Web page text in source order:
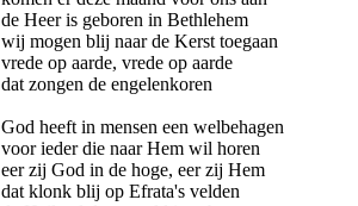
de Heer is geboren in Bethlehem
wij mogen blij naar de Kerst toegaan
vrede op aarde, vrede op aarde
dat zongen de engelenkoren
God heeft in mensen een welbehagen
voor ieder die naar Hem wil horen
eer zij God in de hoge, eer zij Hem
dat klonk blij op Efrata's velden